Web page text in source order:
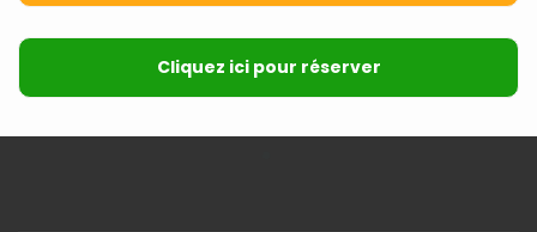
Cliquez ici pour réserver